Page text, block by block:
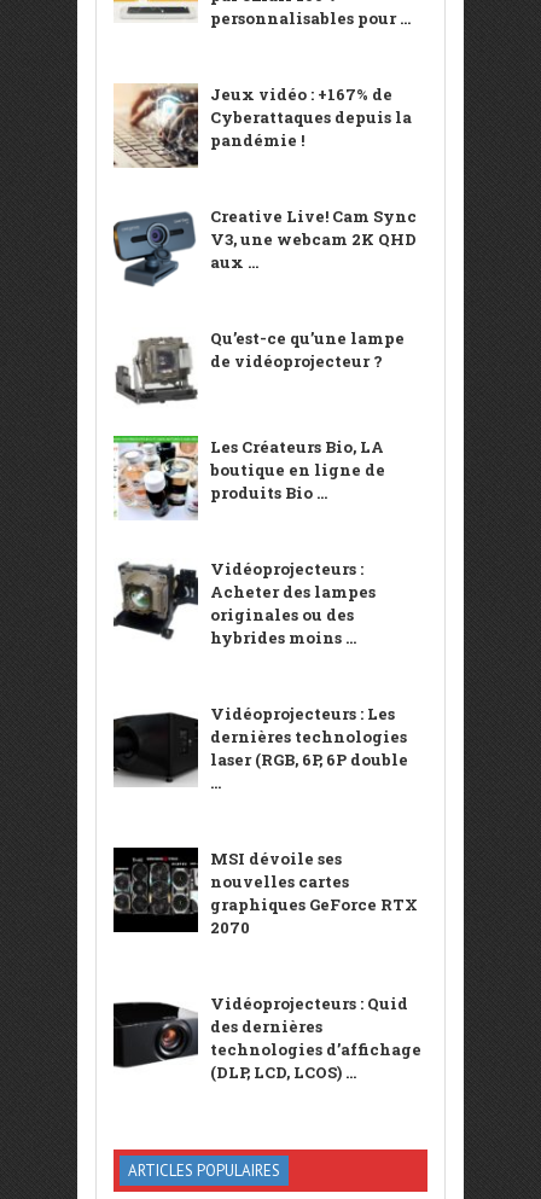
personnalisables pour ...
Jeux vidéo : +167% de
Cyberattaques depuis la
pandémie !
Creative Live! Cam Sync
V3, une webcam 2K QHD
aux ...
Qu’est-ce qu’une lampe
de vidéoprojecteur ?
Les Créateurs Bio, LA
boutique en ligne de
produits Bio ...
Vidéoprojecteurs :
Acheter des lampes
originales ou des
hybrides moins ...
Vidéoprojecteurs : Les
dernières technologies
laser (RGB, 6P, 6P double
...
MSI dévoile ses
nouvelles cartes
graphiques GeForce RTX
2070
Vidéoprojecteurs : Quid
des dernières
technologies d’affichage
(DLP, LCD, LCOS) ...
ARTICLES POPULAIRES